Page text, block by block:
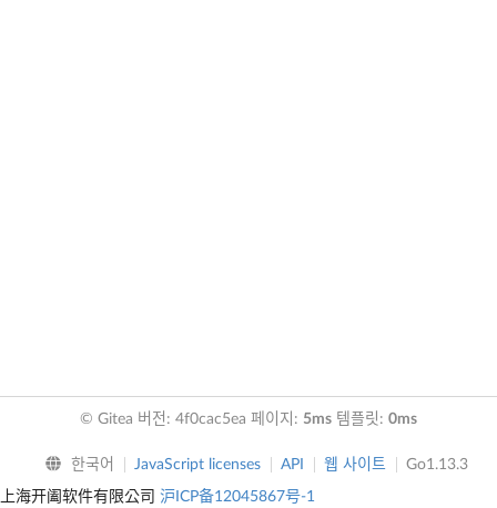
© Gitea 버전: 4f0cac5ea 페이지: 5ms 템플릿: 0ms
한국어 JavaScript licenses API 웹 사이트 Go1.13.3
上海开阖软件有限公司 沪ICP备12045867号-1